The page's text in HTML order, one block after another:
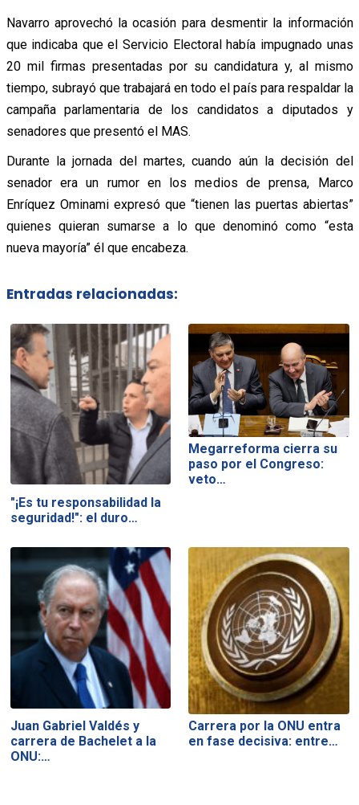
Navarro aprovechó la ocasión para desmentir la información
que indicaba que el Servicio Electoral había impugnado unas
20 mil firmas presentadas por su candidatura y, al mismo
tiempo, subrayó que trabajará en todo el país para respaldar la
campaña parlamentaria de los candidatos a diputados y
senadores que presentó el MAS.
Durante la jornada del martes, cuando aún la decisión del
senador era un rumor en los medios de prensa, Marco
Enríquez Ominami expresó que “tienen las puertas abiertas”
quienes quieran sumarse a lo que denominó como “esta
nueva mayoría” él que encabeza.
Entradas relacionadas:
"¡Es tu responsabilidad la
seguridad!": el duro…
Megarreforma cierra su
paso por el Congreso:
veto…
Juan Gabriel Valdés y
carrera de Bachelet a la
ONU:…
Carrera por la ONU entra
en fase decisiva: entre…